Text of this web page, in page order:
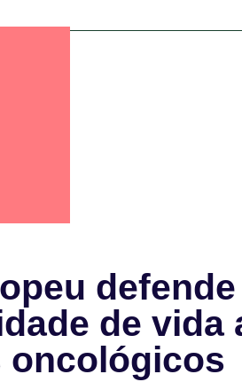
de vida
oncológicos